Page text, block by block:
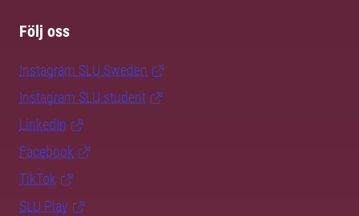
Följ oss
Instagram SLU.Sweden
Instagram SLU.student
LinkedIn
Facebook
TikTok
SLU Play